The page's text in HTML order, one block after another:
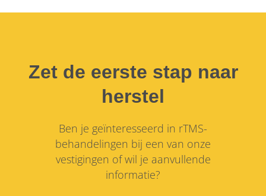
Zet de eerste stap naar
herstel
Ben je geïnteresseerd in rTMS-
behandelingen bij een van onze
vestigingen of wil je aanvullende
informatie?